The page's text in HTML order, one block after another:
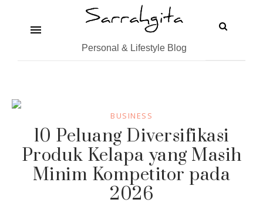
Personal & Lifestyle Blog
BUSINESS
10 Peluang Diversifikasi
Produk Kelapa yang Masih
Minim Kompetitor pada
2026